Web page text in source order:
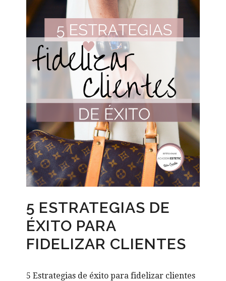
5 ESTRATEGIAS DE
ÉXITO PARA
FIDELIZAR CLIENTES
5 Estrategias de éxito para fidelizar clientes